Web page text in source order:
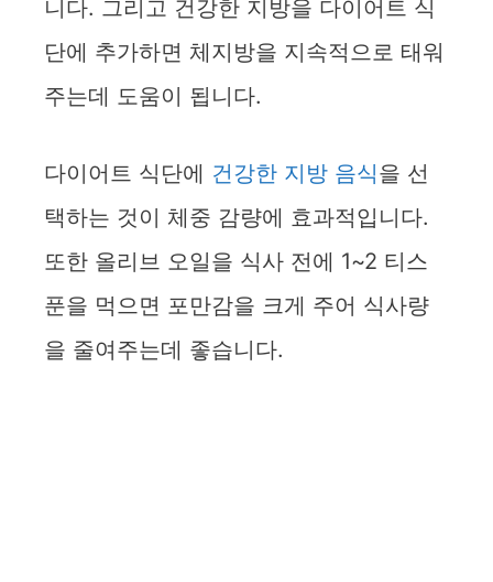
니다. 그리고 건강한 지방을 다이어트 식
단에 추가하면 체지방을 지속적으로 태워
주는데 도움이 됩니다.
다이어트 식단에 건강한 지방 음식을 선
택하는 것이 체중 감량에 효과적입니다.
또한 올리브 오일을 식사 전에 1~2 티스
푼을 먹으면 포만감을 크게 주어 식사량
을 줄여주는데 좋습니다.